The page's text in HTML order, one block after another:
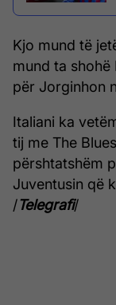
Kjo mund të
mund ta shohë
për Jorginhon
Italiani ka
tij me The
përshtatshëm
Juventusin që
/Telegrafi/